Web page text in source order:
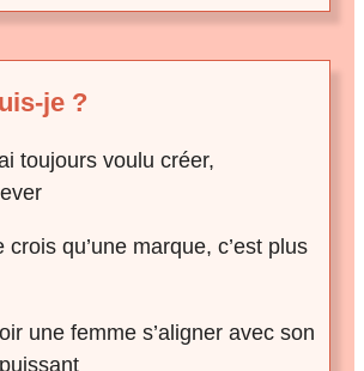
je ?
toujours voulu créer,
crois qu’une marque, c’est plus
une femme s’aligner avec son